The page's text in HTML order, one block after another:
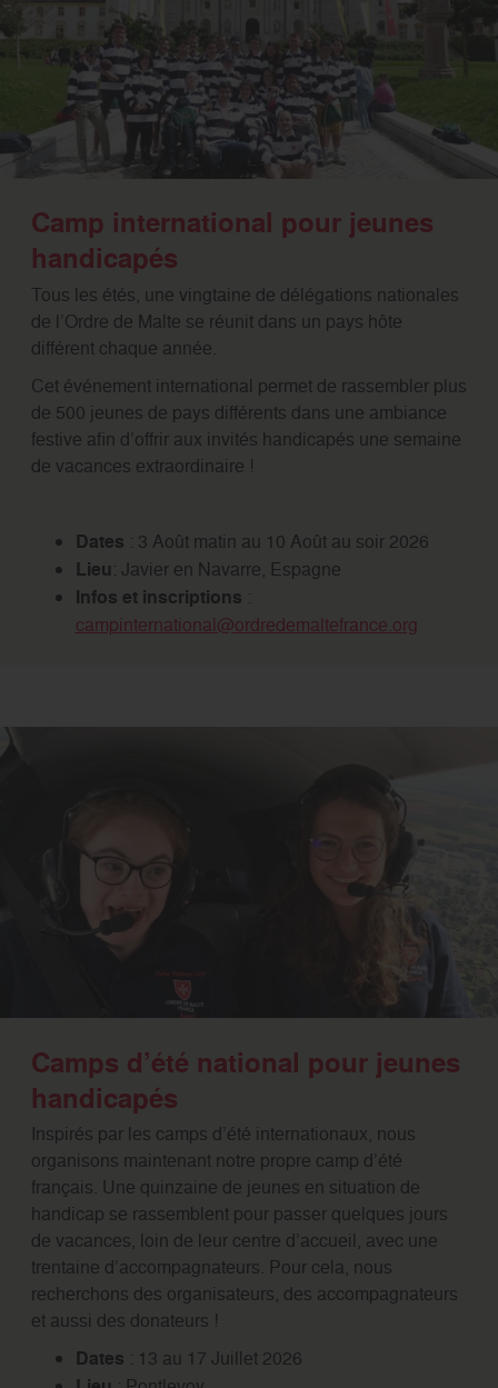
Camp international pour jeunes
handicapés
Tous les étés, une vingtaine de délégations nationales
de l’Ordre de Malte se réunit dans un pays hôte
différent chaque année.
Cet événement international permet de rassembler plus
de 500 jeunes de pays différents dans une ambiance
festive afin d’offrir aux invités handicapés une semaine
de vacances extraordinaire !
Dates : 3 Août matin au 10 Août au soir 2026
Lieu: Javier en Navarre, Espagne
Infos et inscriptions :
campinternational@ordredemaltefrance.org
Camps d’été national pour jeunes
handicapés
Inspirés par les camps d’été internationaux, nous
organisons maintenant notre propre camp d’été
français. Une quinzaine de jeunes en situation de
handicap se rassemblent pour passer quelques jours
de vacances, loin de leur centre d’accueil, avec une
trentaine d’accompagnateurs. Pour cela, nous
recherchons des organisateurs, des accompagnateurs
et aussi des donateurs !
Dates : 13 au 17 Juillet 2026